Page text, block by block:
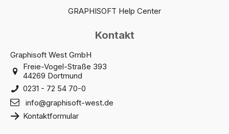
GRAPHISOFT Help Center
Kontakt
Graphisoft West GmbH
Freie-Vogel-Straße 393
44269 Dortmund
0231 - 72 54 70-0
info@graphisoft-west.de
Kontaktformular